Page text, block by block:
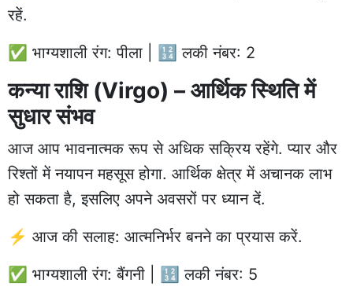
रहें.
✅ भाग्यशाली रंग: पीला | 🔢 लकी नंबर: 2
कन्या राशि (Virgo) – आर्थिक स्थिति में
सुधार संभव
आज आप भावनात्मक रूप से अधिक सक्रिय रहेंगे. प्यार और
रिश्तों में नयापन महसूस होगा. आर्थिक क्षेत्र में अचानक लाभ
हो सकता है, इसलिए अपने अवसरों पर ध्यान दें.
⚡ आज की सलाह: आत्मनिर्भर बनने का प्रयास करें.
✅ भाग्यशाली रंग: बैंगनी | 🔢 लकी नंबर: 5